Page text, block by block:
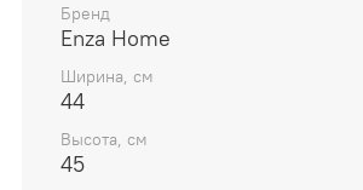
Бренд
Enza Home
Ширина, см
44
Высота, см
45